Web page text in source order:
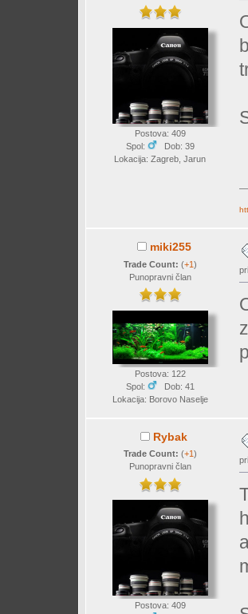
Postova: 409
Spol:
Dob: 39
Lokacija: Zagreb, Jarun
miki255
Trade Count: (+1)
Punopravni član
Postova: 122
Spol:
Dob: 41
Lokacija: Borovo Naselje
Rybak
Trade Count: (+1)
Punopravni član
Postova: 409